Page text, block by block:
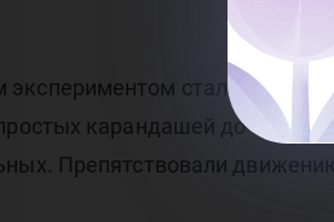
стал опыт с
карандашей до
Препятствовали